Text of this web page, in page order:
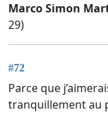
Marco Simon
29)
#72
Parce que
tranquillement au